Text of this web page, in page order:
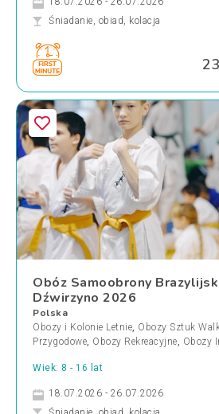
Śniadanie, obiad, kolacja
Obóz Samoobrony
Dźwirzyno 2026
Polska
Obozy i Kolonie Letnie, Obozy Sztuk
Przygodowe, Obozy Rekreacyjne, Obozy
Wiek: 8 - 16 lat
18.07.2026 - 26.07.2026